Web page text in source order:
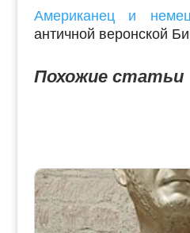
Американец и
античной веронской
Похожие статьи
История
Клады и медали